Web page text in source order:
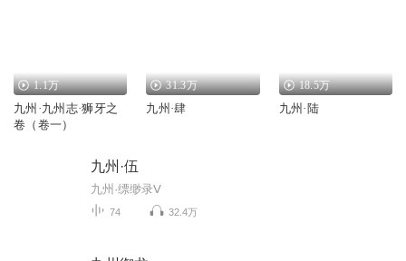
1.1万
九州·九州志·狮牙之
卷（卷一）
31.3万
九州·肆
18.5万
九州·陆
九州·伍
九州·缥缈录Ⅴ
74 32.4万